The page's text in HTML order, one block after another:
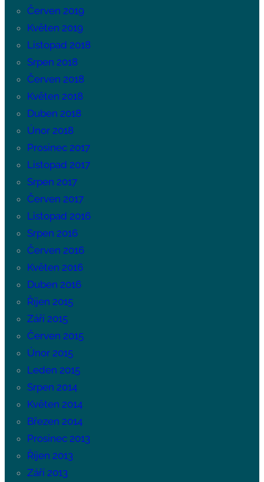
Červen 2019
Květen 2019
Listopad 2018
Srpen 2018
Červen 2018
Květen 2018
Duben 2018
Únor 2018
Prosinec 2017
Listopad 2017
Srpen 2017
Červen 2017
Listopad 2016
Srpen 2016
Červen 2016
Květen 2016
Duben 2016
Říjen 2015
Září 2015
Červen 2015
Únor 2015
Leden 2015
Srpen 2014
Květen 2014
Březen 2014
Prosinec 2013
Říjen 2013
Září 2013